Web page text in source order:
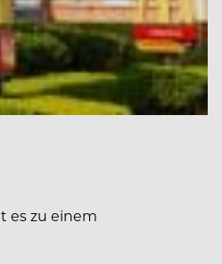
es zu einem